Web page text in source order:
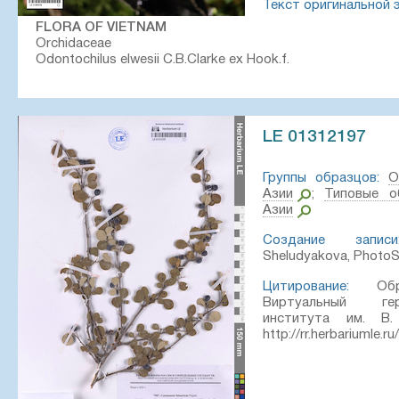
Текст оригинальной
FLORA OF VIETNAM
Orchidaceae
Odontochilus elwesii C.B.Clarke ex Hook.f.
Комментарий:
All photos © Nguyen Van Canh
Создание записи: 2026-08-06, Аверьянов Леонид
Цитирование:Образец LE 01360536 // Виртуальный
института им. В. Л. Комарова РАН — http://
LE 01312197
Группы образцов:
Азии
;
Типовые
Азии
Создание записи:
Sheludyakova,
Цитирование:
Виртуальный
института им.
http://